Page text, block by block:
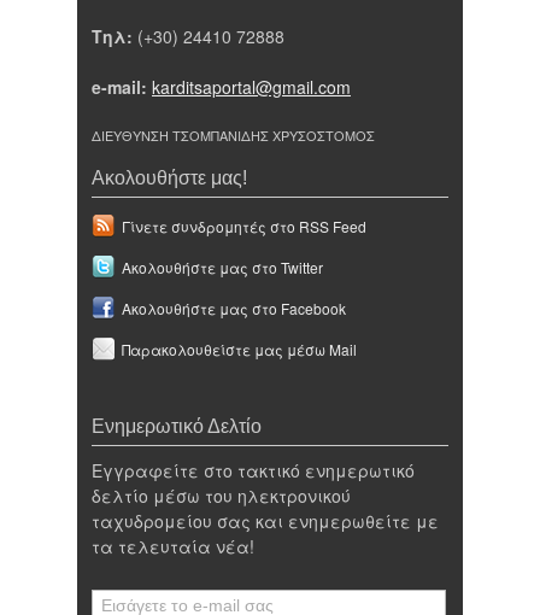
Τηλ: (+30) 24410 72888
e-mail: karditsaportal@gmail.com
ΔΙΕΥΘΥΝΣΗ ΤΣΟΜΠΑΝΙΔΗΣ ΧΡΥΣΟΣΤΟΜΟΣ
Ακολουθήστε μας!
Γίνετε συνδρομητές στο RSS Feed
Ακολουθήστε μας στο Twitter
Ακολουθήστε μας στο Facebook
Παρακολουθείστε μας μέσω Mail
Ενημερωτικό Δελτίο
Εγγραφείτε στο τακτικό ενημερωτικό
δελτίο μέσω του ηλεκτρονικού
ταχυδρομείου σας και ενημερωθείτε με
τα τελευταία νέα!